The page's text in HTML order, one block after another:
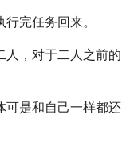
完任务回来。
人，对于二人之前的
可是和自己一样都还